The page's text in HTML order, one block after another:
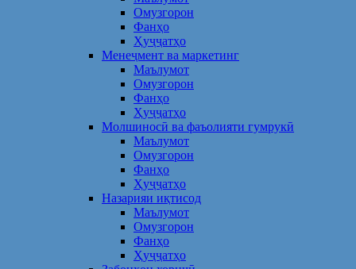
Омузгорон
Фанҳо
Ҳуҷҷатҳо
Менеҷмент ва маркетинг
Маълумот
Омузгорон
Фанҳо
Ҳуҷҷатҳо
Молшиносӣ ва фаъолияти гумрукӣ
Маълумот
Омузгорон
Фанҳо
Ҳуҷҷатҳо
Назарияи иқтисод
Маълумот
Омузгорон
Фанҳо
Ҳуҷҷатҳо